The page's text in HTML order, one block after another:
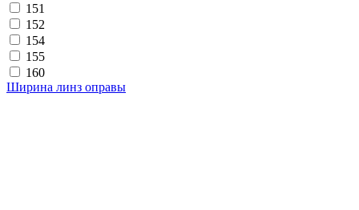
151
152
154
155
160
Ширина линз оправы